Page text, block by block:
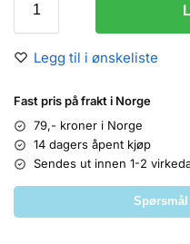
Legg til i ønskeliste
Fast pris på frakt i Norge
79,- kroner i Norge
14 dagers åpent kjøp
Sendes ut innen 1-2